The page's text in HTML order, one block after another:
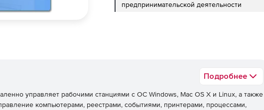
предпринимательской деятельности
Подробнее
управляет рабочими станциями с ОС Windows, Mac OS X и Linux, а также
компьютерами, реестрами, событиями, принтерами, процессами,